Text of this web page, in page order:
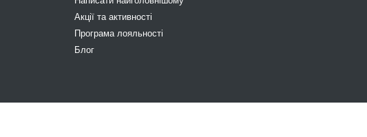
Акції та активності
Програма лояльності
Блог